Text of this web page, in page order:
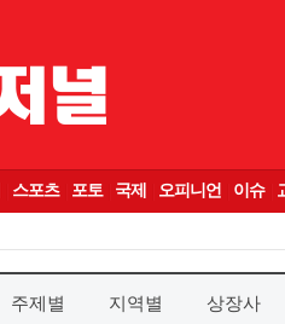
주제별 지역별 상장사